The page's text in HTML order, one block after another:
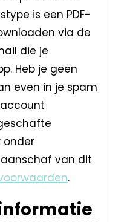
is een PDF-
via de
die je
Heb je geen
even in je spam
onder
aanschaf van dit
.